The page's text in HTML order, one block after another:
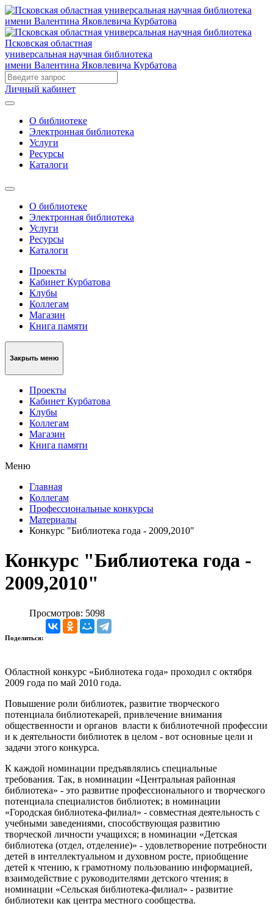
Псковская областная
универсальная научная библиотека
имени Валентина Яковлевича Курбатова
Личный кабинет
О библиотеке
Электронная библиотека
Услуги
Ресурсы
Каталоги
О библиотеке
Электронная библиотека
Услуги
Ресурсы
Каталоги
Проекты
Кабинет Курбатова
Клубы
Коллегам
Магазин
Книга памяти
Закрыть меню
Проекты
Кабинет Курбатова
Клубы
Коллегам
Магазин
Книга памяти
Меню
Главная
Коллегам
Профессиональные конкурсы
Материалы
Конкурс "Библиотека года - 2009,2010"
Конкурс "Библиотека года -
2009,2010"
Просмотров: 5098
Поделиться:
Областной конкурс «Библиотека года» проходил с октября
2009 года по май 2010 года.
Повышение роли библиотек, развитие творческого
потенциала библиотекарей, привлечение внимания
общественности и органов власти к библиотечной профессии
и к деятельности библиотек в целом - вот основные цели и
задачи этого конкурса.
К каждой номинации предъявлялись специальные
требования. Так, в номинации «Центральная районная
библиотека» - это развитие профессионального и творческого
потенциала специалистов библиотек; в номинации
«Городская библиотека-филиал» - совместная деятельность с
учебными заведениями, способствующая развитию
творческой личности учащихся; в номинации «Детская
библиотека (отдел, отделение)» - удовлетворение потребности
детей в интеллектуальном и духовном росте, приобщение
детей к чтению, к грамотному пользованию информацией,
взаимодействие с руководителями детского чтения; в
номинации «Сельская библиотека-филиал» - развитие
библиотеки как центра местного сообщества.